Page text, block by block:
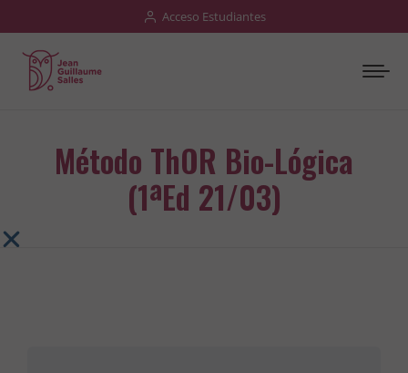
Acceso Estudiantes
Método ThOR Bio-Lógica
(1ªEd 21/03)